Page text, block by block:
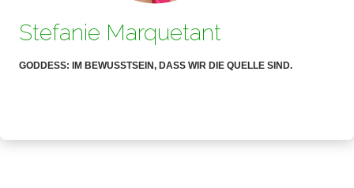
Stefanie Marquetant
GODDESS: IM BEWUSSTSEIN, DASS WIR DIE QUELLE SIND.